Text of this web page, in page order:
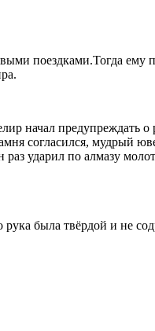
поездками.Тогда ему
начал предупреждать
согласился,
ударил по алмазу
была твёрдой и не